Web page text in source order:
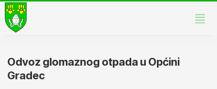
Odvoz glomaznog otpada u Općini
Gradec